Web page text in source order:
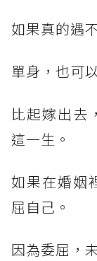
如果真的遇
單身，也可
比起嫁出去
這一生。
如果在婚姻
屈自己。
因為委屈，